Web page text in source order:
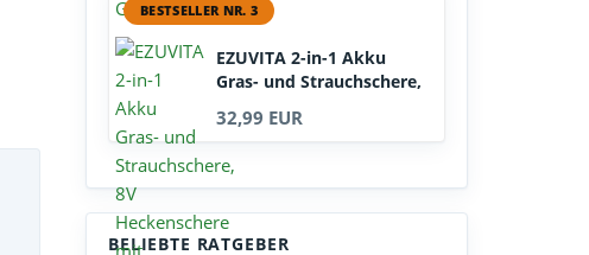
BESTSELLER NR. 3
EZUVITA 2-in-1 Akku
Gras- und Strauchschere,
32,99 EUR
BELIEBTE RATGEBER